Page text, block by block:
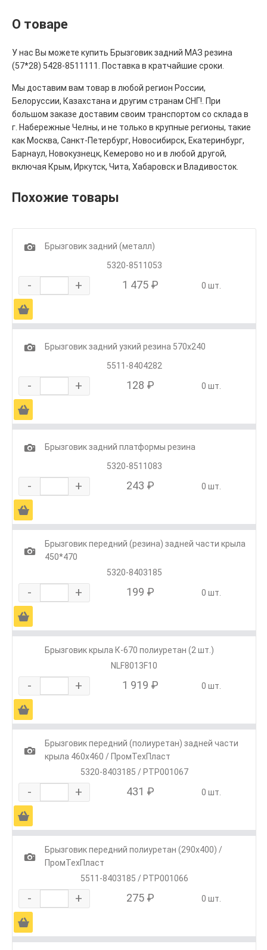
О товаре
У нас Вы можете купить Брызговик задний МАЗ резина
(57*28) 5428-8511111. Поставка в кратчайшие сроки.
Мы доставим вам товар в любой регион России,
Белоруссии, Казахстана и другим странам СНГ!. При
большом заказе доставим своим транспортом со склада в
г. Набережные Челны, и не только в крупные регионы, такие
как Москва, Санкт-Петербург, Новосибирск, Екатеринбург,
Барнаул, Новокузнецк, Кемерово но и в любой другой,
включая Крым, Иркутск, Чита, Хабаровск и Владивосток.
Похожие товары
1
Брызговик задний (металл)
5320-8511053
- + 1 475 ₽ 0 шт.
Ä
1
Брызговик задний узкий резина 570х240
5511-8404282
- + 128 ₽ 0 шт.
Ä
1
Брызговик задний платформы резина
5320-8511083
- + 243 ₽ 0 шт.
Ä
1
Брызговик передний (резина) задней части крыла
450*470
5320-8403185
- + 199 ₽ 0 шт.
Ä
Брызговик крыла К-670 полиуретан (2 шт.)
NLF8013F10
- + 1 919 ₽ 0 шт.
Ä
1
Брызговик передний (полиуретан) задней части
крыла 460х460 / ПромТехПласт
5320-8403185 / РТР001067
- + 431 ₽ 0 шт.
Ä
1
Брызговик передний полиуретан (290х400) /
ПромТехПласт
5511-8403185 / РТР001066
- + 275 ₽ 0 шт.
Ä